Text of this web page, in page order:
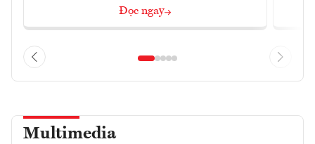
Đọc ngay
Multimedia